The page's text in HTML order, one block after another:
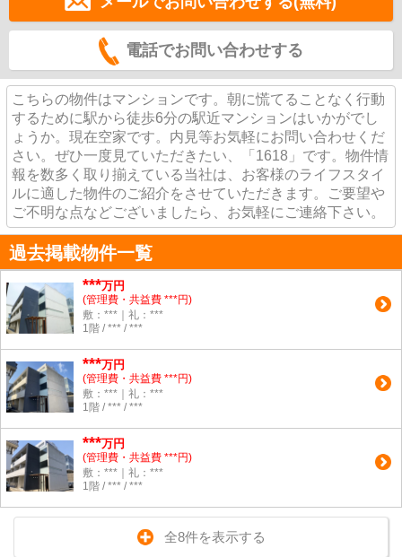
電話でお問い合わせする
こちらの物件はマンションです。朝に慌てることなく行動
するために駅から徒歩6分の駅近マンションはいかがでし
ょうか。現在空家です。内見等お気軽にお問い合わせくだ
さい。ぜひ一度見ていただきたい、「1618」です。物件情
報を数多く取り揃えている当社は、お客様のライフスタイ
ルに適した物件のご紹介をさせていただきます。ご要望や
ご不明な点などございましたら、お気軽にご連絡下さい。
過去掲載物件一覧
***万円
(管理費・共益費 ***円)
敷：***｜礼：***
1階 / *** / ***
***万円
(管理費・共益費 ***円)
敷：***｜礼：***
1階 / *** / ***
***万円
(管理費・共益費 ***円)
敷：***｜礼：***
1階 / *** / ***
全8件を表示する